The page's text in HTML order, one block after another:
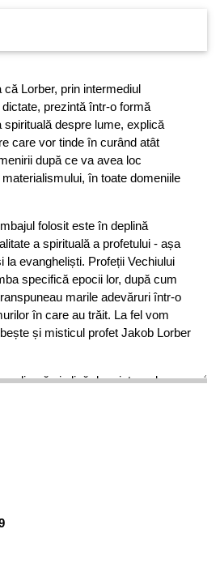
Lorber, prin intermediul
prezintă într-o formă
despre lume, explică
care vor tinde în curând atât
după ce va avea loc
în toate domeniile
folosit este în deplină
a spirituală a profetului - așa
la evangheliști. Profeții Vechiului
specifică epocii lor, după cum
marile adevăruri într-o
în care au trăit. La fel vom
și misticul profet Jakob Lorber
și plină de mistere de care
de DUMNEZEU este, în